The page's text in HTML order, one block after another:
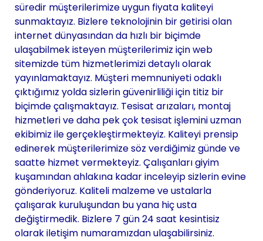
süredir müşterilerimize uygun fiyata kaliteyi
sunmaktayız. Bizlere teknolojinin bir getirisi olan
internet dünyasından da hızlı bir biçimde
ulaşabilmek isteyen müşterilerimiz için web
sitemizde tüm hizmetlerimizi detaylı olarak
yayınlamaktayız. Müşteri memnuniyeti odaklı
çıktığımız yolda sizlerin güvenirliliği için titiz bir
biçimde çalışmaktayız. Tesisat arızaları, montaj
hizmetleri ve daha pek çok tesisat işlemini uzman
ekibimiz ile gerçekleştirmekteyiz. Kaliteyi prensip
edinerek müşterilerimize söz verdiğimiz günde ve
saatte hizmet vermekteyiz. Çalışanları giyim
kuşamından ahlakına kadar inceleyip sizlerin evine
gönderiyoruz. Kaliteli malzeme ve ustalarla
çalışarak kuruluşundan bu yana hiç usta
değiştirmedik. Bizlere 7 gün 24 saat kesintisiz
olarak iletişim numaramızdan ulaşabilirsiniz.